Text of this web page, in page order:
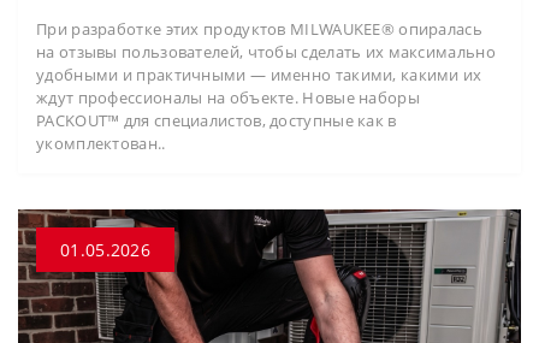
При разработке этих продуктов MILWAUKEE® опиралась
на отзывы пользователей, чтобы сделать их максимально
удобными и практичными — именно такими, какими их
ждут профессионалы на объекте. Новые наборы
PACKOUT™ для специалистов, доступные как в
укомплектован..
01.05.2026